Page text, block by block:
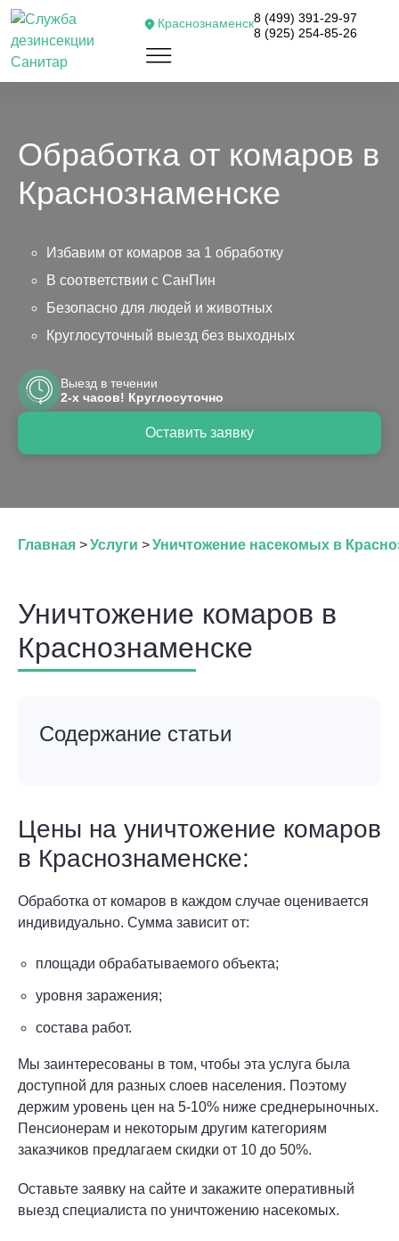
Краснознаменск8 (499) 391-29-97
8 (925) 254-85-26
Обработка от комаров в
Краснознаменске
Избавим от комаров за 1 обработку
В соответствии с СанПин
Безопасно для людей и животных
Круглосуточный выезд без выходных
Оставить заявку
Выезд в течении
2-х часов! Круглосуточно
Главная >Услуги >Уничтожение насекомых в
Уничтожение комаров в
Краснознаменске
Содержание статьи
Цены на уничтожение комаров
в Краснознаменске:
Обработка от комаров в каждом случае оценивается
индивидуально. Сумма зависит от:
площади обрабатываемого объекта;
уровня заражения;
состава работ.
Мы заинтересованы в том, чтобы эта услуга была
доступной для разных слоев населения. Поэтому
держим уровень цен на 5-10% ниже среднерыночных.
Пенсионерам и некоторым другим категориям
заказчиков предлагаем скидки от 10 до 50%.
Оставьте заявку на сайте и закажите оперативный
выезд специалиста по уничтожению насекомых.